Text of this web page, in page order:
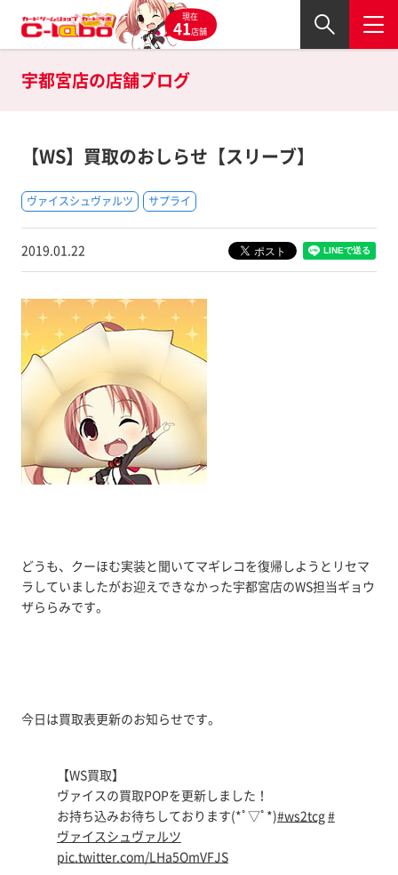
現在
41店舗
宇都宮店の店舗ブログ
【WS】買取のおしらせ【スリーブ】
ヴァイスシュヴァルツ サプライ
2019.01.22
どうも、クーほむ実装と聞いてマギレコを復帰しようとリセマ
ラしていましたがお迎えできなかった宇都宮店のWS担当ギョウ
ザららみです。
今日は買取表更新のお知らせです。
【WS買取】
ヴァイスの買取POPを更新しました！
お持ち込みお待ちしております(*ﾟ▽ﾟ*)#ws2tcg#
ヴァイスシュヴァルツ
pic.twitter.com/LHa5OmVFJS